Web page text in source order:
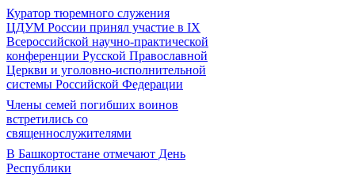
Куратор тюремного служения
ЦДУМ России принял участие в IX
Всероссийской научно-практической
конференции Русской Православной
Церкви и уголовно-исполнительной
системы Российской Федерации
Члены семей погибших воинов
встретились со
священнослужителями
В Башкортостане отмечают День
Республики